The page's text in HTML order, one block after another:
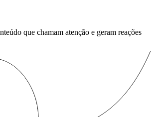
que chamam atenção e geram reações